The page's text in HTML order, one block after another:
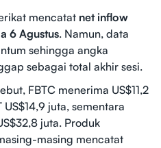
mencatat net inflow
6 Agustus. Namun, data
sehingga angka
sebagai total akhir sesi.
FBTC menerima US$11,2
US$14,9 juta, sementara
juta. Produk
masing mencatat